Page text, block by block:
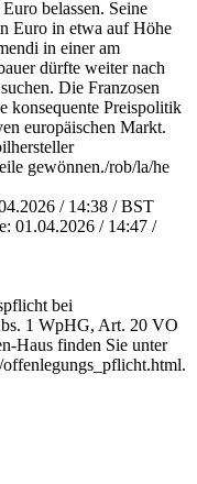
belassen. Seine
Euro in etwa auf Höhe
in einer am
dürfte weiter nach
Die Franzosen
konsequente Preispolitik
europäischen Markt.
gewönnen./rob/la/he
/ 14:38 / BST
01.04.2026 / 14:47 /
bei
1 WpHG, Art. 20 VO
Haus finden Sie unter